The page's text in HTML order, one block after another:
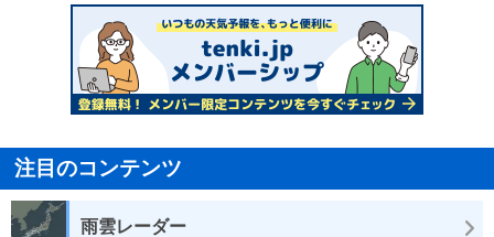
注目のコンテンツ
雨雲レーダー